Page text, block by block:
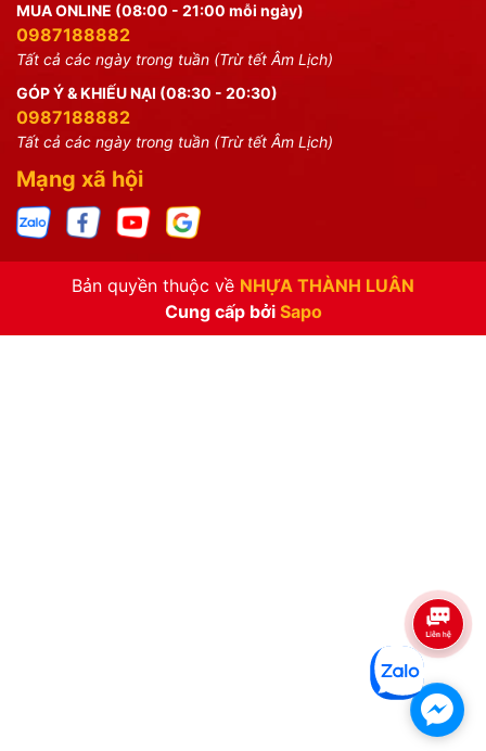
MUA ONLINE (08:00 - 21:00 mỗi ngày)
0987188882
Tất cả các ngày trong tuần (Trừ tết Âm Lịch)
GÓP Ý & KHIẾU NẠI (08:30 - 20:30)
0987188882
Tất cả các ngày trong tuần (Trừ tết Âm Lịch)
Mạng xã hội
Bản quyền thuộc về NHỰA THÀNH LUÂN
Cung cấp bởi Sapo